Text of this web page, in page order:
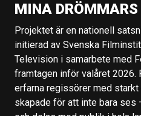
MINA DRÖMMARS
Projektet är en nationell
initierad av Svenska
Television i samarbete med
framtagen inför valåret 2026.
erfarna regissörer med
skapade för att inte bara ses